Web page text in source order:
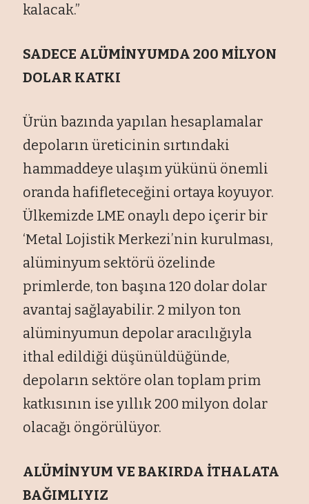
kalacak.”
SADECE ALÜMİNYUMDA 200 MİLYON
DOLAR KATKI
Ürün bazında yapılan hesaplamalar
depoların üreticinin sırtındaki
hammaddeye ulaşım yükünü önemli
oranda hafifleteceğini ortaya koyuyor.
Ülkemizde LME onaylı depo içerir bir
‘Metal Lojistik Merkezi’nin kurulması,
alüminyum sektörü özelinde
primlerde, ton başına 120 dolar dolar
avantaj sağlayabilir. 2 milyon ton
alüminyumun depolar aracılığıyla
ithal edildiği düşünüldüğünde,
depoların sektöre olan toplam prim
katkısının ise yıllık 200 milyon dolar
olacağı öngörülüyor.
ALÜMİNYUM VE BAKIRDA İTHALATA
BAĞIMLIYIZ